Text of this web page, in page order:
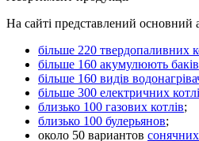
На сайті представлений основний
більше 220 твердопаливних
більше 160 акумулюють баків
більше 160 видів
більше 300 електричних
близько 100 газових котлів;
близько 100 булерьянов;
около 50 вариантов сонячних